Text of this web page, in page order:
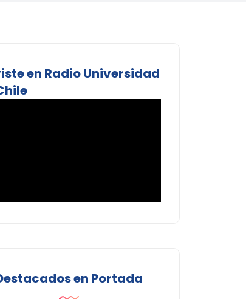
en Radio Universidad
en Portada